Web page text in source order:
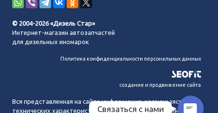
© 2004-2026 «Дизель Стар»
Интернет-магазин автозапчастей
для дизельных иномарок
Политика конфиденциальности персональных данных
создание и продвижение сайта
Вся представленная на сайте информация, касающаяся
технических характеристик, наличия на складе, стоимости
Связаться с нами